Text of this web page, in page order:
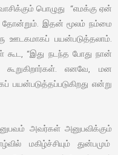
பொழுது “எமக்கு ஏன்
தோன்றும். இதன் மூலம் நம்மை
ஊடகமாகப் பயன்படுத்தலாம்.
“இது நடந்த போது நான்
எனவே, மன
என்று
அவர்கள் அனுபவிக்கும்
மகிழ்ச்சியும் துன்பமும்